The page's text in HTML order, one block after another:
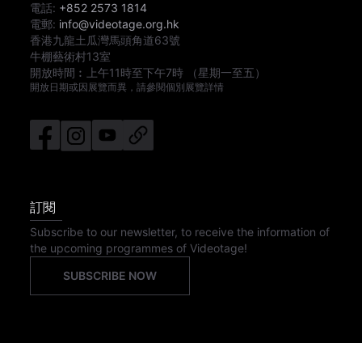
電話: +852 2573 1814
電郵: info@videotage.org.hk
香港九龍土瓜灣馬頭角道63號
牛棚藝術村13室
開放時間︰
上午11時至下午7時 （星期一至五）
開放日期或因展覽而異，請參閱個別展覽詳情
訂閱
Subscribe to our newsletter, to receive the information of
the upcoming programmes of Videotage!
SUBSCRIBE NOW